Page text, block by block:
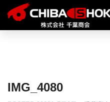
IMG_4080